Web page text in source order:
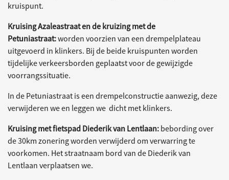
kruispunt.
Kruising Azaleastraat en de kruizing met de
Petuniastraat:worden voorzien van een drempelplateau
uitgevoerd in klinkers. Bij de beide kruispunten worden
tijdelijke verkeersborden geplaatst voor de gewijzigde
voorrangssituatie.
In de Petuniastraat is een drempelconstructie aanwezig, deze
verwijderen we en leggen we dicht met klinkers.
Kruising met fietspad Diederik van Lentlaan: bebording over
de 30km zonering worden verwijderd om verwarring te
voorkomen. Het straatnaam bord van de Diederik van
Lentlaan verplaatsen we.